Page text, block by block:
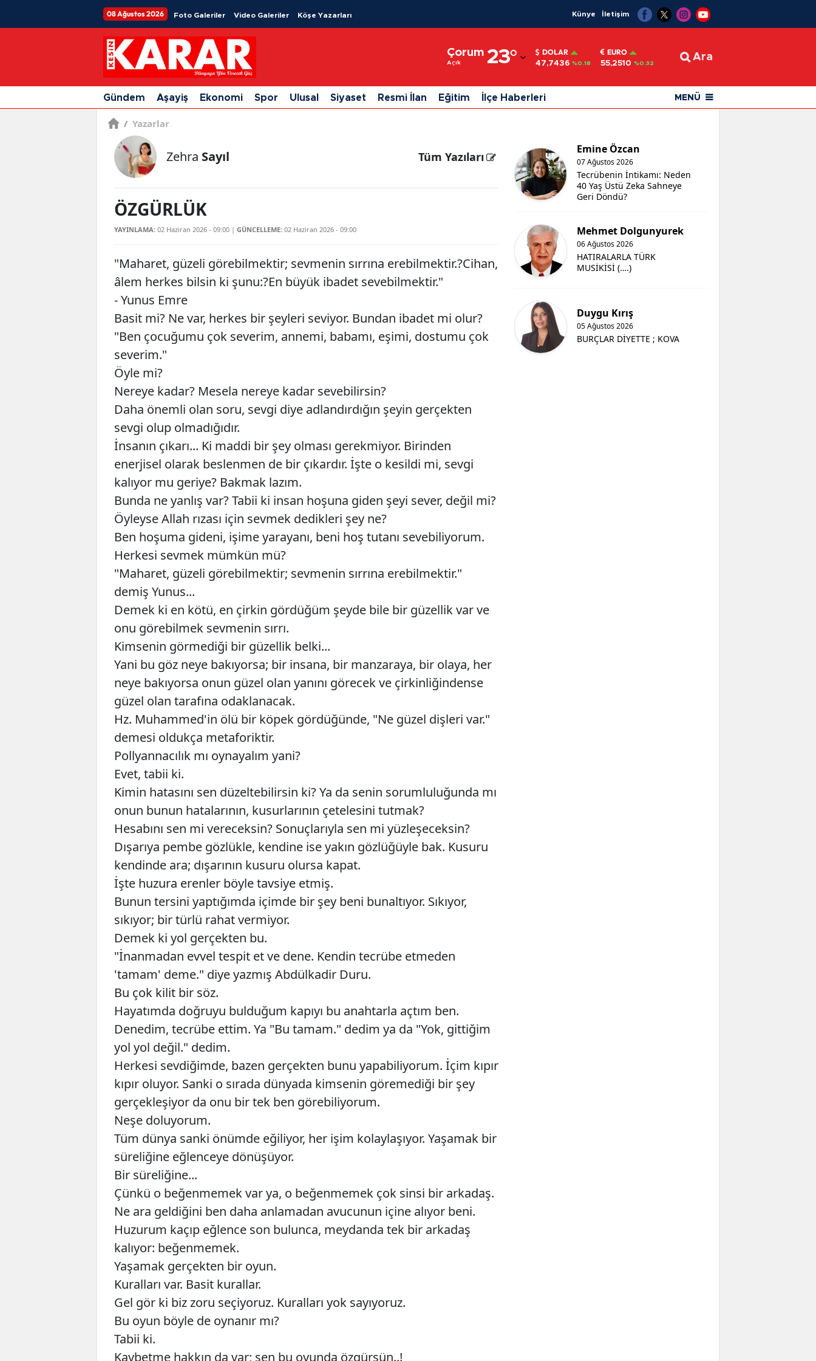
08 Ağustos 2026 Foto Galeriler Video Galeriler Köşe Yazarları Künye İletişim
Çorum
Açık 23°
Adıyaman
Afyonkarahisar
Ağrı
Ankara
Antalya
Balıkesir
Bitlis
Bursa
Çankırı
Denizli
Diyarbakır
Erzincan
Eskişehir
Gaziantep
Mersin
Kars
Kocaeli
Kütahya
Manisa
Muğla
Muş
DOLAR
47,7436 %0.18
EURO
55,2510 %0.32
Ara
Gündem Aşayiş Ekonomi Spor Ulusal Siyaset Resmi İlan Eğitim İlçe Haberleri MENÜ
/ Yazarlar
Zehra Sayıl Tüm Yazıları
ÖZGÜRLÜK
YAYINLAMA: 02 Haziran 2026 - 09:00 | GÜNCELLEME: 02 Haziran 2026 - 09:00
"Maharet, güzeli görebilmektir; sevmenin sırrına erebilmektir.?Cihan,
âlem herkes bilsin ki şunu:?En büyük ibadet sevebilmektir."
- Yunus Emre
Basit mi? Ne var, herkes bir şeyleri seviyor. Bundan ibadet mi olur?
"Ben çocuğumu çok severim, annemi, babamı, eşimi, dostumu çok
severim."
Öyle mi?
Nereye kadar? Mesela nereye kadar sevebilirsin?
Daha önemli olan soru, sevgi diye adlandırdığın şeyin gerçekten
sevgi olup olmadığıdır.
İnsanın çıkarı... Ki maddi bir şey olması gerekmiyor. Birinden
enerjisel olarak beslenmen de bir çıkardır. İşte o kesildi mi, sevgi
kalıyor mu geriye? Bakmak lazım.
Bunda ne yanlış var? Tabii ki insan hoşuna giden şeyi sever, değil mi?
Öyleyse Allah rızası için sevmek dedikleri şey ne?
Ben hoşuma gideni, işime yarayanı, beni hoş tutanı sevebiliyorum.
Herkesi sevmek mümkün mü?
"Maharet, güzeli görebilmektir; sevmenin sırrına erebilmektir."
demiş Yunus...
Demek ki en kötü, en çirkin gördüğüm şeyde bile bir güzellik var ve
onu görebilmek sevmenin sırrı.
Kimsenin görmediği bir güzellik belki...
Yani bu göz neye bakıyorsa; bir insana, bir manzaraya, bir olaya, her
neye bakıyorsa onun güzel olan yanını görecek ve çirkinliğindense
güzel olan tarafına odaklanacak.
Hz. Muhammed'in ölü bir köpek gördüğünde, "Ne güzel dişleri var."
demesi oldukça metaforiktir.
Pollyannacılık mı oynayalım yani?
Evet, tabii ki.
Kimin hatasını sen düzeltebilirsin ki? Ya da senin sorumluluğunda mı
onun bunun hatalarının, kusurlarının çetelesini tutmak?
Hesabını sen mi vereceksin? Sonuçlarıyla sen mi yüzleşeceksin?
Dışarıya pembe gözlükle, kendine ise yakın gözlüğüyle bak. Kusuru
kendinde ara; dışarının kusuru olursa kapat.
İşte huzura erenler böyle tavsiye etmiş.
Bunun tersini yaptığımda içimde bir şey beni bunaltıyor. Sıkıyor,
sıkıyor; bir türlü rahat vermiyor.
Demek ki yol gerçekten bu.
"İnanmadan evvel tespit et ve dene. Kendin tecrübe etmeden
'tamam' deme." diye yazmış Abdülkadir Duru.
Bu çok kilit bir söz.
Hayatımda doğruyu bulduğum kapıyı bu anahtarla açtım ben.
Denedim, tecrübe ettim. Ya "Bu tamam." dedim ya da "Yok, gittiğim
yol yol değil." dedim.
Herkesi sevdiğimde, bazen gerçekten bunu yapabiliyorum. İçim kıpır
kıpır oluyor. Sanki o sırada dünyada kimsenin göremediği bir şey
gerçekleşiyor da onu bir tek ben görebiliyorum.
Neşe doluyorum.
Tüm dünya sanki önümde eğiliyor, her işim kolaylaşıyor. Yaşamak bir
süreliğine eğlenceye dönüşüyor.
Bir süreliğine...
Çünkü o beğenmemek var ya, o beğenmemek çok sinsi bir arkadaş.
Ne ara geldiğini ben daha anlamadan avucunun içine alıyor beni.
Huzurum kaçıp eğlence son bulunca, meydanda tek bir arkadaş
kalıyor: beğenmemek.
Yaşamak gerçekten bir oyun.
Kuralları var. Basit kurallar.
Gel gör ki biz zoru seçiyoruz. Kuralları yok sayıyoruz.
Bu oyun böyle de oynanır mı?
Tabii ki.
Kaybetme hakkın da var; sen bu oyunda özgürsün..!
Emine Özcan
07 Ağustos 2026
Tecrübenin İntikamı: Neden
40 Yaş Üstü Zeka Sahneye
Geri Döndü?
Mehmet Dolgunyurek
06 Ağustos 2026
HATIRALARLA TÜRK
MUSİKİSİ (….)
Duygu Kırış
05 Ağustos 2026
BURÇLAR DİYETTE ; KOVA